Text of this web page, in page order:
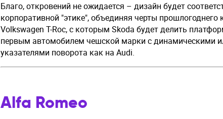
Благо, откровений не ожидается – дизайн будет
корпоративной "этике", объединяя черты прошлогоднего
Volkswagen T-Roc, с которым Skoda будет делить
первым автомобилем чешской марки с динамическими
указателями поворота как на Audi.
Alfa Romeo